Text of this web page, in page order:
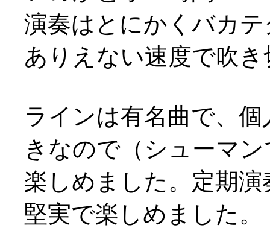
演奏はとにかくバカ
ありえない速度で吹
ラインは有名曲で、
きなので（シューマ
楽しめました。定期
堅実で楽しめました。